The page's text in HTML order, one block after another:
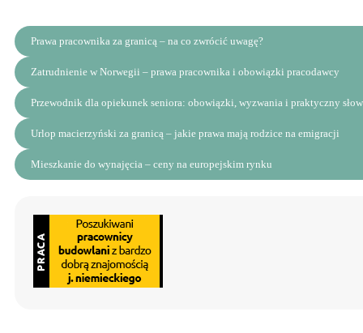
Prawa pracownika za granicą – na co zwrócić uwagę?
Zatrudnienie w Norwegii – prawa pracownika i obowiązki pracodawcy
Przewodnik dla opiekunek seniora: obowiązki, wyzwania i praktyczny
Urlop macierzyński za granicą – jakie prawa mają rodzice na emigracji
Mieszkanie do wynajęcia – ceny na europejskim rynku